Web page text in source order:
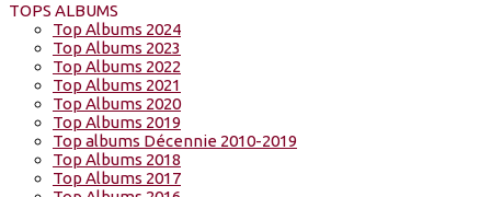
TOPS ALBUMS
Top Albums 2024
Top Albums 2023
Top Albums 2022
Top Albums 2021
Top Albums 2020
Top Albums 2019
Top albums Décennie 2010-2019
Top Albums 2018
Top Albums 2017